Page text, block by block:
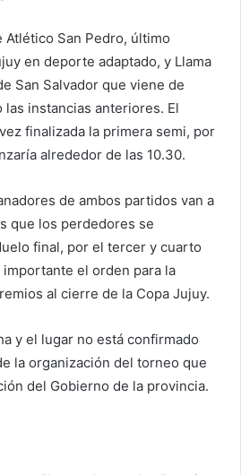
Atlético San Pedro, último
en deporte adaptado, y Llama
San Salvador que viene de
instancias anteriores. El
finalizada la primera semi, por
alrededor de las 10.30.
de ambos partidos van a
que los perdedores se
final, por el tercer y cuarto
el orden para la
al cierre de la Copa Jujuy.
y el lugar no está confirmado
la organización del torneo que
del Gobierno de la provincia.